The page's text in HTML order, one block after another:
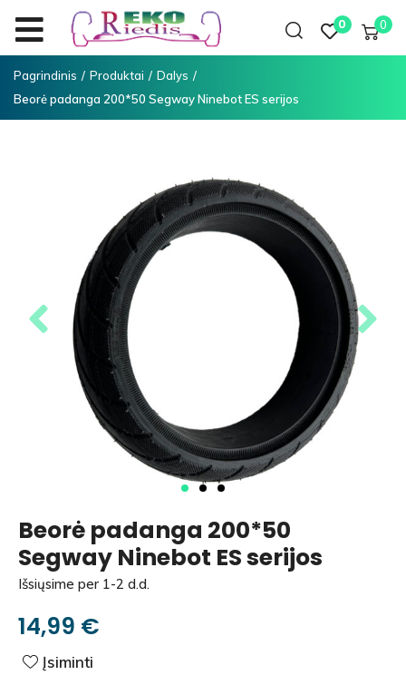
0 0
Pagrindinis / Produktai / Dalys /
Beorė padanga 200*50 Segway Ninebot ES serijos
Beorė padanga 200*50
Segway Ninebot ES serijos
Išsiųsime per 1-2 d.d.
14,99 €
Įsiminti